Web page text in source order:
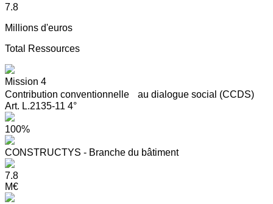
7.8
Millions d'euros
Total Ressources
Mission 4
Contribution conventionnelle au dialogue social (CCDS)
Art. L.2135-11 4°
100%
CONSTRUCTYS - Branche du bâtiment
7.8
M€